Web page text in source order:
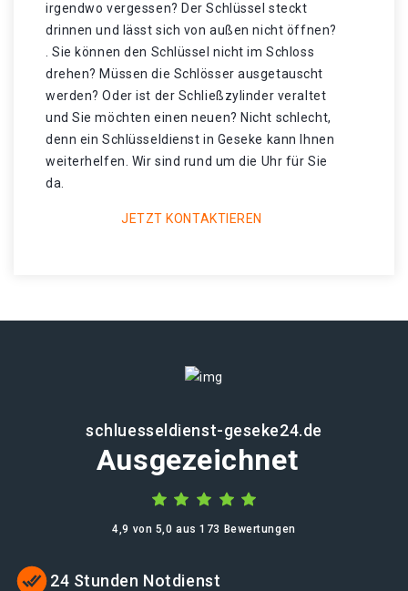
irgendwo vergessen? Der Schlüssel steckt
drinnen und lässt sich von außen nicht öffnen?
. Sie können den Schlüssel nicht im Schloss
drehen? Müssen die Schlösser ausgetauscht
werden? Oder ist der Schließzylinder veraltet
und Sie möchten einen neuen? Nicht schlecht,
denn ein Schlüsseldienst in Geseke kann Ihnen
weiterhelfen. Wir sind rund um die Uhr für Sie
da.
JETZT KONTAKTIEREN
schluesseldienst-geseke24.de
Ausgezeichnet
4,9 von 5,0 aus 173 Bewertungen
24 Stunden Notdienst